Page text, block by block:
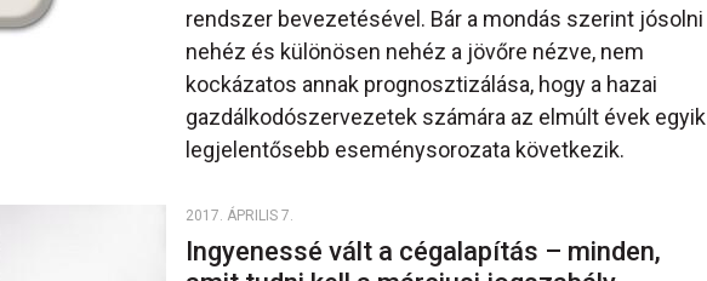
rendszer bevezetésével. Bár a mondás szerint jósolni
nehéz és különösen nehéz a jövőre nézve, nem
kockázatos annak prognosztizálása, hogy a hazai
gazdálkodószervezetek számára az elmúlt évek egyik
legjelentősebb eseménysorozata következik.
2017. ÁPRILIS 7.
Ingyenessé vált a cégalapítás – minden,